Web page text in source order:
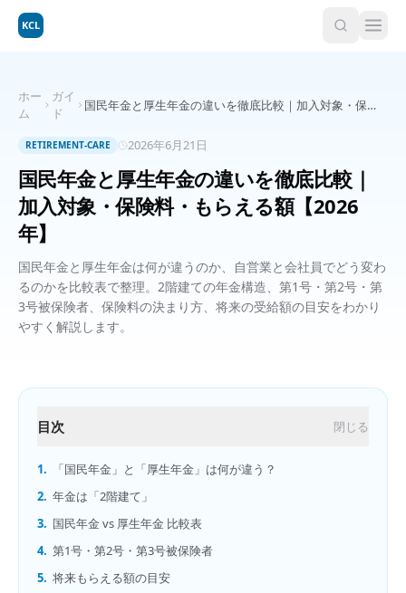
KCL
ホー
ム
ガイ
ド
国民年金と厚生年金の違いを徹底比較｜加入対象・保険
RETIREMENT-CARE 2026年6月21日
国民年金と厚生年金の違いを徹底比較｜
加入対象・保険料・もらえる額【2026
年】
国民年金と厚生年金は何が違うのか、自営業と会社員でどう変わ
るのかを比較表で整理。2階建ての年金構造、第1号・第2号・第
3号被保険者、保険料の決まり方、将来の受給額の目安をわかり
やすく解説します。
目次 閉じる
1.
「国民年金」と「厚生年金」は何が違う？
2. 年金は「2階建て」
3. 国民年金 vs 厚生年金 比較表
4. 第1号・第2号・第3号被保険者
5. 将来もらえる額の目安